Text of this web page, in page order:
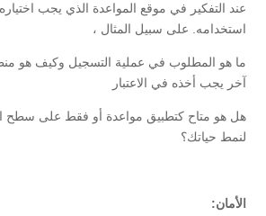
عند التفكير في موقع المواعدة الذي يجب
استخدامه. على سبيل المثال ،
ما هو المطلوب في عملية التسجيل وكيف هو
آخر يجب أخذه في الاعتبار
هل هو متاح كتطبيق مواعدة أو فقط على سطح
لنمط حياتك؟
الأمان: